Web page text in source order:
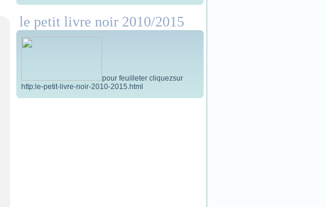
le petit livre noir 2010/2015
pour feuilleter cliquezsur
http:le-petit-livre-noir-2010-2015.html